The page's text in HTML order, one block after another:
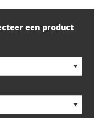
een product